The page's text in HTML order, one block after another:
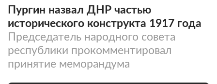
Пургин назвал ДНР частью
исторического конструкта 1917 года
Председатель народного совета
республики прокомментировал
принятие меморандума